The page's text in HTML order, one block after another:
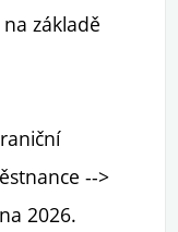
základě
-->
2026.